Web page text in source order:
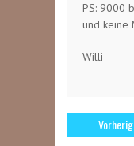
PS: 9000
und keine
Willi